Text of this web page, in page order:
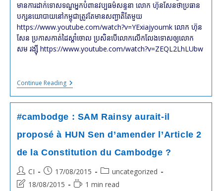
មាន​​ការដាក់ទោសទណ្ឌ​អ្នក​បំពានវប្បធម៌សន្ទនា​ លោក ហ៊ុនសែនថាប្រធាន
បក្សនយោបាយនៅកម្ពុជាត្រូវតែមានសញ្ជាតិតែមួយ
https://www.youtube.com/watch?v=YExiajyoumk លោក ហ៊ុន
សែន ប្រកាសកាត់ដៃស្តាំចោល ប្រសិនបើលោកលើកលែងទោសឲ្យលោក
សម រង្ស៊ី https://www.youtube.com/watch?v=ZEQL2LhLUbw
Continue Reading#cambodge
:
HUN
Et
SAM
Rainsy
:
GRAND
Silence!
Sont
#cambodge : SAM Rainsy aurait-il
proposé à HUN Sen d’amender l’Article 2
de la Constitution du Cambodge ?
Post
author:
CI
Post
published:
17/08/2015
Post
category:
uncategorized
Post18/08/2015
Reading1 min read